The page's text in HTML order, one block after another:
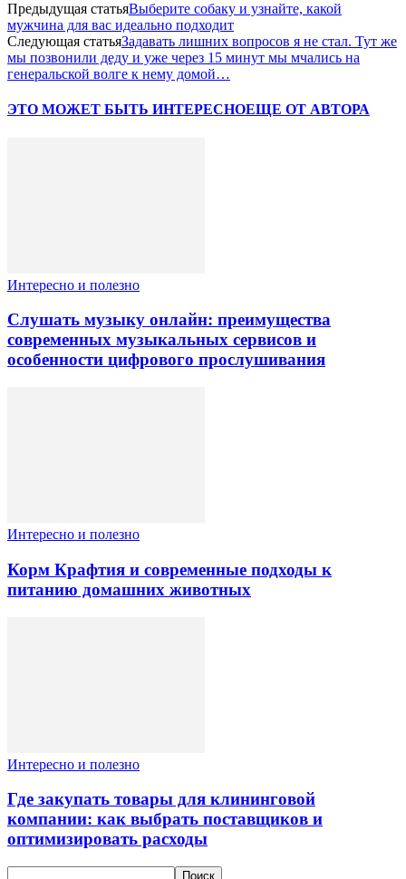
Предыдущая статьяВыберите собаку и узнайте, какой
мужчина для вас идеально подходит
Следующая статьяЗадавать лишних вопросов я не стал. Тут же
мы позвонили деду и уже через 15 минут мы мчались на
генеральской волге к нему домой…
ЭТО МОЖЕТ БЫТЬ ИНТЕРЕСНОЕЩЕ ОТ АВТОРА
Интересно и полезно
Слушать музыку онлайн: преимущества
современных музыкальных сервисов и
особенности цифрового прослушивания
Интересно и полезно
Корм Крафтия и современные подходы к
питанию домашних животных
Интересно и полезно
Где закупать товары для клининговой
компании: как выбрать поставщиков и
оптимизировать расходы